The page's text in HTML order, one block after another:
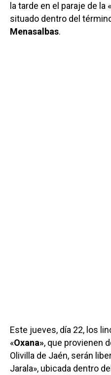
la tarde en el paraje de la
situado dentro del
Menasalbas.
Este jueves, día 22, los
«Oxana», que provienen
Olivilla de Jaén, serán
Jarala», ubicada dentro